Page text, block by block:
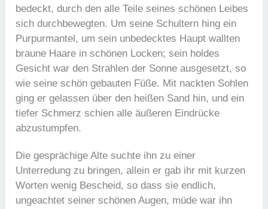
bedeckt, durch den alle Teile seines schönen Leibes
sich durchbewegten. Um seine Schultern hing ein
Purpurmantel, um sein unbedecktes Haupt wallten
braune Haare in schönen Locken; sein holdes
Gesicht war den Strahlen der Sonne ausgesetzt, so
wie seine schön gebauten Füße. Mit nackten Sohlen
ging er gelassen über den heißen Sand hin, und ein
tiefer Schmerz schien alle äußeren Eindrücke
abzustumpfen.
Die gesprächige Alte suchte ihn zu einer
Unterredung zu bringen, allein er gab ihr mit kurzen
Worten wenig Bescheid, so dass sie endlich,
ungeachtet seiner schönen Augen, müde war ihn